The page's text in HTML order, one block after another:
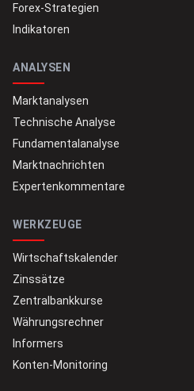
Forex-Strategien
Indikatoren
ANALYSEN
Marktanalysen
Technische Analyse
Fundamentalanalyse
Marktnachrichten
Expertenkommentare
WERKZEUGE
Wirtschaftskalender
Zinssätze
Zentralbankkurse
Währungsrechner
Informers
Konten-Monitoring